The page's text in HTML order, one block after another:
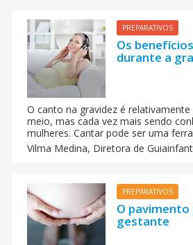
PREPARATIVOS
Os
durante a
O canto na gravidez é
meio, mas cada vez mais sendo
mulheres. Cantar pode ser uma
ajuda na gravidez e no parto.
Vilma Medina, Diretora de
PREPARATIVOS
O pavimento
gestante